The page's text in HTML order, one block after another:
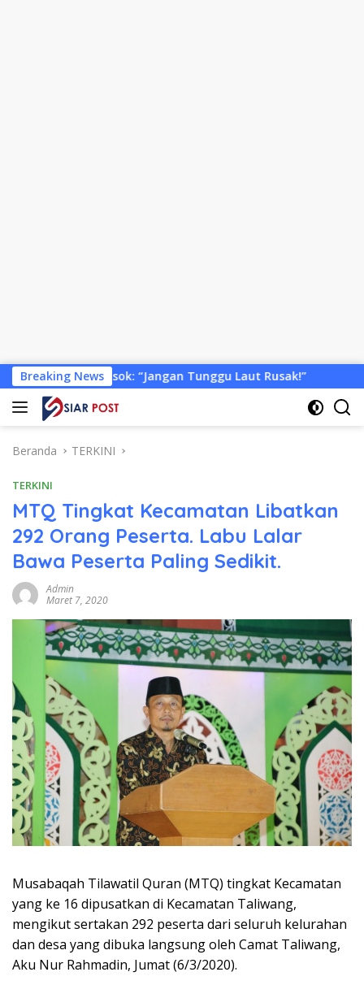
Langsung
ke
konten
Breaking News
Tunggu Laut Rusak!” Tongkang Muat Ribuan
Beranda TERKINI
TERKINI
MTQ Tingkat Kecamatan Libatkan
292 Orang Peserta. Labu Lalar
Bawa Peserta Paling Sedikit.
Admin
Maret 7, 2020
Musabaqah Tilawatil Quran (MTQ) tingkat Kecamatan
yang ke 16 dipusatkan di Kecamatan Taliwang,
mengikut sertakan 292 peserta dari seluruh kelurahan
dan desa yang dibuka langsung oleh Camat Taliwang,
Aku Nur Rahmadin, Jumat (6/3/2020).